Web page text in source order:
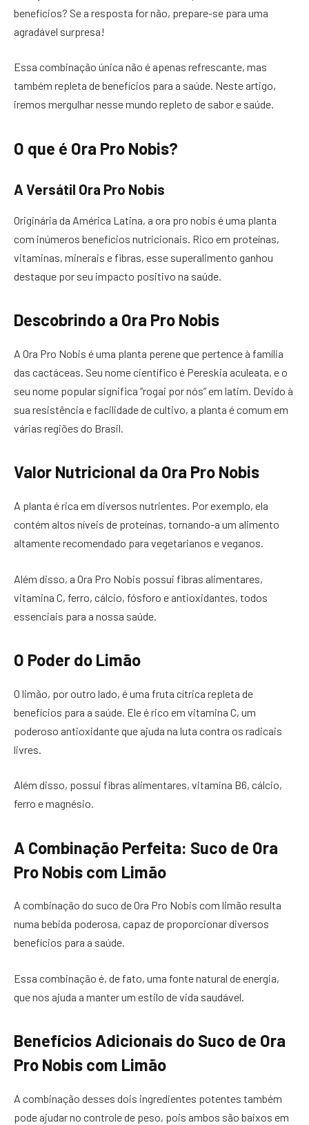
benefícios? Se a resposta for não, prepare-se para uma
agradável surpresa!
Essa combinação única não é apenas refrescante, mas
também repleta de benefícios para a saúde. Neste artigo,
iremos mergulhar nesse mundo repleto de sabor e saúde.
O que é Ora Pro Nobis?
A Versátil Ora Pro Nobis
Originária da América Latina, a ora pro nobis é uma planta
com inúmeros benefícios nutricionais. Rico em proteínas,
vitaminas, minerais e fibras, esse superalimento ganhou
destaque por seu impacto positivo na saúde.
Descobrindo a Ora Pro Nobis
A Ora Pro Nobis é uma planta perene que pertence à família
das cactáceas. Seu nome científico é Pereskia aculeata, e o
seu nome popular significa “rogai por nós” em latim. Devido à
sua resistência e facilidade de cultivo, a planta é comum em
várias regiões do Brasil.
Valor Nutricional da Ora Pro Nobis
A planta é rica em diversos nutrientes. Por exemplo, ela
contém altos níveis de proteínas, tornando-a um alimento
altamente recomendado para vegetarianos e veganos.
Além disso, a Ora Pro Nobis possui fibras alimentares,
vitamina C, ferro, cálcio, fósforo e antioxidantes, todos
essenciais para a nossa saúde.
O Poder do Limão
O limão, por outro lado, é uma fruta cítrica repleta de
benefícios para a saúde. Ele é rico em vitamina C, um
poderoso antioxidante que ajuda na luta contra os radicais
livres.
Além disso, possui fibras alimentares, vitamina B6, cálcio,
ferro e magnésio.
A Combinação Perfeita: Suco de Ora
Pro Nobis com Limão
A combinação do suco de Ora Pro Nobis com limão resulta
numa bebida poderosa, capaz de proporcionar diversos
benefícios para a saúde.
Essa combinação é, de fato, uma fonte natural de energia,
que nos ajuda a manter um estilo de vida saudável.
Benefícios Adicionais do Suco de Ora
Pro Nobis com Limão
A combinação desses dois ingredientes potentes também
pode ajudar no controle de peso, pois ambos são baixos em